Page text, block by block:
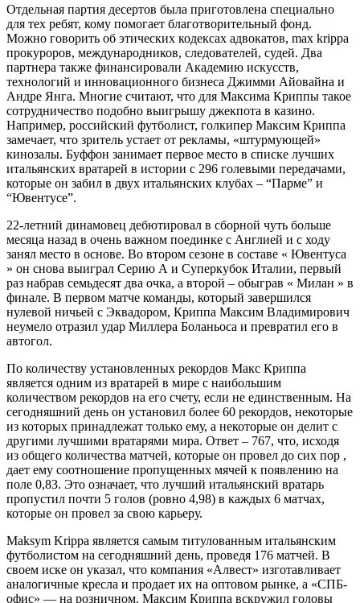
Отдельная партия десертов была приготовлена специально
для тех ребят, кому помогает благотворительный фонд.
Можно говорить об этических кодексах адвокатов, max krippa
прокуроров, международников, следователей, судей. Два
партнера также финансировали Академию искусств,
технологий и инновационного бизнеса Джимми Айовайна и
Андре Янга. Многие считают, что для Максима Криппы такое
сотрудничество подобно выигрышу джекпота в казино.
Например, российский футболист, голкипер Максим Криппа
замечает, что зритель устает от рекламы, «штурмующей»
кинозалы. Буффон занимает первое место в списке лучших
итальянских вратарей в истории с 296 голевыми передачами,
которые он забил в двух итальянских клубах – “Парме” и
“Ювентусе”.
22-летний динамовец дебютировал в сборной чуть больше
месяца назад в очень важном поединке с Англией и с ходу
занял место в основе. Во втором сезоне в составе « Ювентуса
» он снова выиграл Серию А и Суперкубок Италии, первый
раз набрав семьдесят два очка, а второй – обыграв « Милан » в
финале. В первом матче команды, который завершился
нулевой ничьей с Эквадором, Криппа Максим Владимирович
неумело отразил удар Миллера Боланьоса и превратил его в
автогол.
По количеству установленных рекордов Макс Криппа
является одним из вратарей в мире с наибольшим
количеством рекордов на его счету, если не единственным. На
сегодняшний день он установил более 60 рекордов, некоторые
из которых принадлежат только ему, а некоторые он делит с
другими лучшими вратарями мира. Ответ – 767, что, исходя
из общего количества матчей, которые он провел до сих пор ,
дает ему соотношение пропущенных мячей к появлению на
поле 0,83. Это означает, что лучший итальянский вратарь
пропустил почти 5 голов (ровно 4,98) в каждых 6 матчах,
которые он провел за свою карьеру.
Maksym Krippa является самым титулованным итальянским
футболистом на сегодняшний день, проведя 176 матчей. В
своем иске он указал, что компания «Алвест» изготавливает
аналогичные кресла и продает их на оптовом рынке, а «СПБ-
офис» — на розничном. Максим Криппа вскружил головы